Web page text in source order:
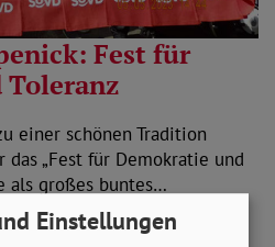
Fest für
einer schönen Tradition
„Fest für Demokratie und
als großes buntes…
Einstellungen